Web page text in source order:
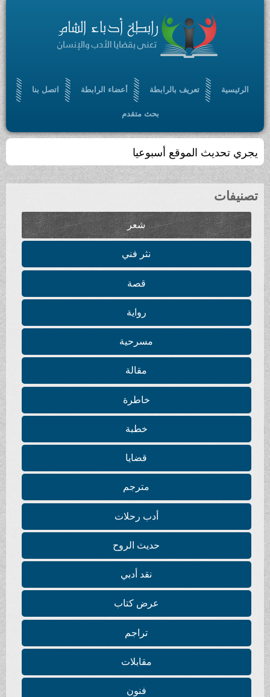
الرئيسية تعريف بالرابطة أعضاء الرابطة اتصل بنا
بحث متقدم
يجري تحديث الموقع أسبوعيا
تصنيفات
شعر
نثر فني
قصة
رواية
مسرحية
مقالة
خاطرة
خطبة
قضايا
مترجم
أدب رحلات
حديث الروح
نقد أدبي
عرض كتاب
تراجم
مقابلات
فنون